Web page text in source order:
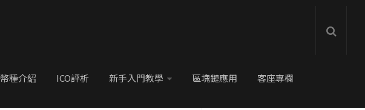
幣種介紹 ICO評析 新手入門教學 區塊鏈應用 客座專欄